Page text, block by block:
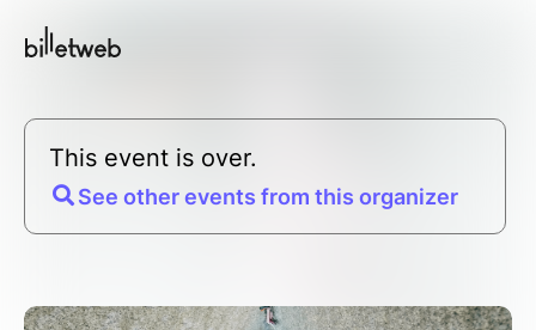
This event is over.
See other events from this organizer